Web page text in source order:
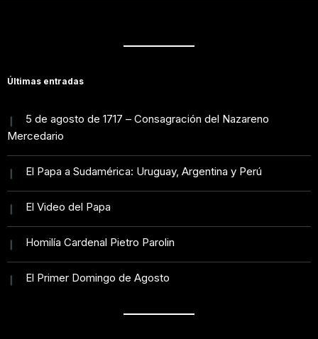
Últimas entradas
5 de agosto de 1717 – Consagración del Nazareno
Mercedario
El Papa a Sudamérica: Uruguay, Argentina y Perú
El Video del Papa
Homilía Cardenal Pietro Parolin
El Primer Domingo de Agosto